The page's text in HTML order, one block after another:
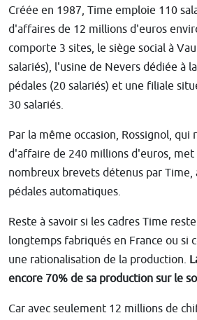
Créée en 1987, Time emploie 110
d'affaires de 12 millions d'euros
comporte 3 sites, le siège social à
salariés), l'usine de Nevers dédiée à
pédales (20 salariés) et une filiale
30 salariés.
Par la même occasion, Rossignol, qui
d'affaire de 240 millions d'euros, met
nombreux brevets détenus par
pédales automatiques.
Reste à savoir si les cadres Time
longtemps fabriqués en France ou si
une rationalisation de la production.
encore 70% de sa production sur le
Car avec seulement 12 millions de